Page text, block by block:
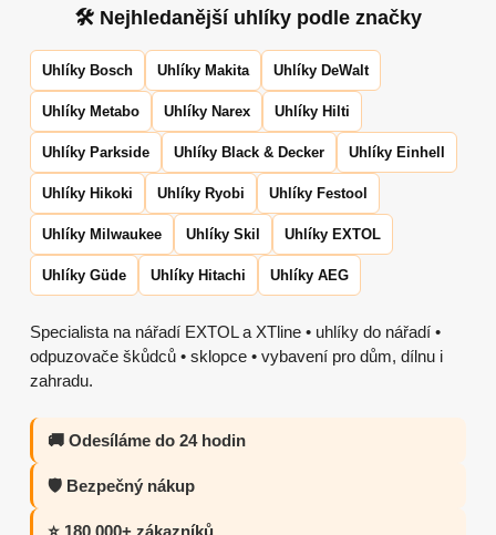
🛠 Nejhledanější uhlíky podle značky
Uhlíky Bosch Uhlíky Makita Uhlíky DeWalt
Uhlíky Metabo Uhlíky Narex Uhlíky Hilti
Uhlíky Parkside Uhlíky Black & Decker Uhlíky Einhell
Uhlíky Hikoki Uhlíky Ryobi Uhlíky Festool
Uhlíky Milwaukee Uhlíky Skil Uhlíky EXTOL
Uhlíky Güde Uhlíky Hitachi Uhlíky AEG
Specialista na nářadí EXTOL a XTline • uhlíky do nářadí •
odpuzovače škůdců • sklopce • vybavení pro dům, dílnu i
zahradu.
🚚 Odesíláme do 24 hodin
🛡️ Bezpečný nákup